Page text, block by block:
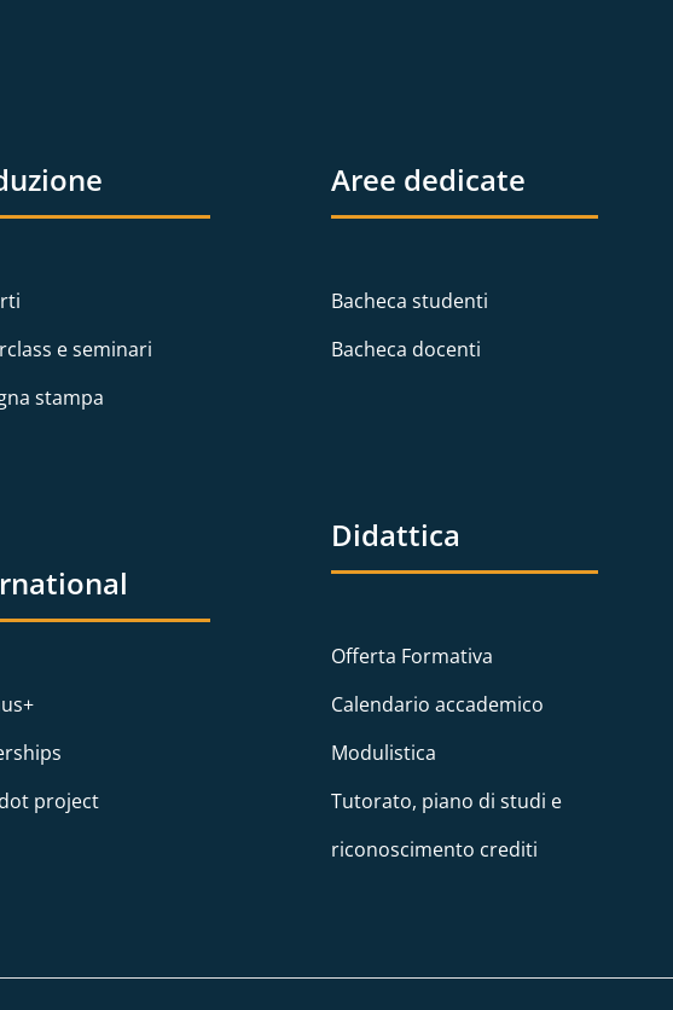
e seminari
stampa
project
Aree dedicate
Bacheca studenti
Bacheca docenti
Didattica
Offerta Formativa
Calendario accademico
Modulistica
Tutorato, piano di studi e
riconoscimento crediti